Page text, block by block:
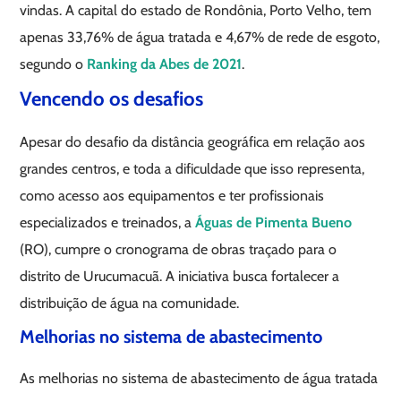
vindas. A capital do estado de Rondônia, Porto Velho, tem
apenas 33,76% de água tratada e 4,67% de rede de esgoto,
segundo o Ranking da Abes de 2021.
Vencendo os desafios
Apesar do desafio da distância geográfica em relação aos
grandes centros, e toda a dificuldade que isso representa,
como acesso aos equipamentos e ter profissionais
especializados e treinados, aÁguas de Pimenta Bueno
(RO), cumpre o cronograma de obras traçado para o
distrito de Urucumacuã. A iniciativa busca fortalecer a
distribuição de água na comunidade.
Melhorias no sistema de abastecimento
As melhorias no sistema de abastecimento de água tratada